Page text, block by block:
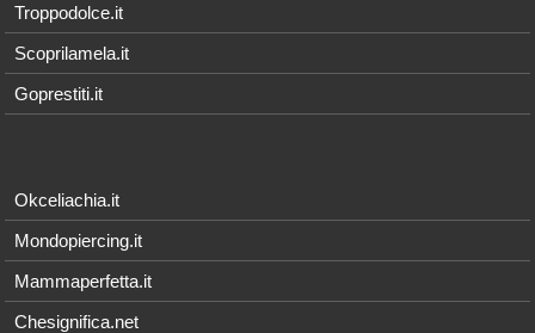
Troppodolce.it
Scoprilamela.it
Goprestiti.it
Okceliachia.it
Mondopiercing.it
Mammaperfetta.it
Chesignifica.net